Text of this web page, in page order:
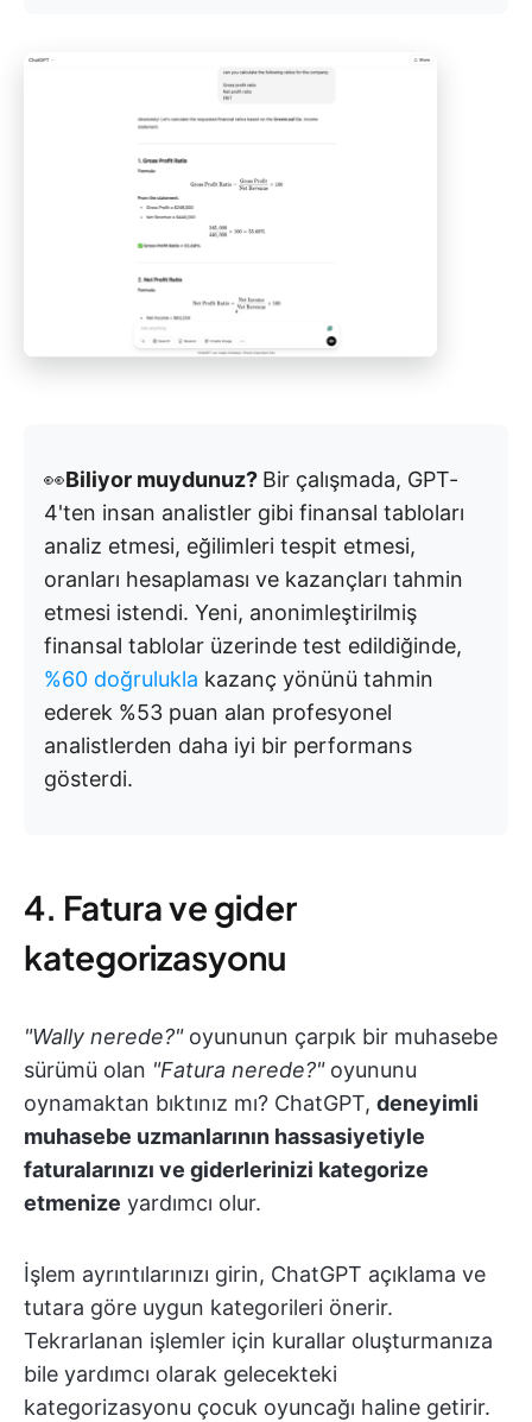
👀Biliyor muydunuz? Bir çalışmada, GPT-
4'ten insan analistler gibi finansal tabloları
analiz etmesi, eğilimleri tespit etmesi,
oranları hesaplaması ve kazançları tahmin
etmesi istendi. Yeni, anonimleştirilmiş
finansal tablolar üzerinde test edildiğinde,
%60 doğrulukla kazanç yönünü tahmin
ederek %53 puan alan profesyonel
analistlerden daha iyi bir performans
gösterdi.
4. Fatura ve gider
kategorizasyonu
"Wally nerede?"oyununun çarpık bir muhasebe
sürümü olan "Fatura nerede?"oyununu
oynamaktan bıktınız mı? ChatGPT, deneyimli
muhasebe uzmanlarının hassasiyetiyle
faturalarınızı ve giderlerinizi kategorize
etmenize yardımcı olur.
İşlem ayrıntılarınızı girin, ChatGPT açıklama ve
tutara göre uygun kategorileri önerir.
Tekrarlanan işlemler için kurallar oluşturmanıza
bile yardımcı olarak gelecekteki
kategorizasyonu çocuk oyuncağı haline getirir.